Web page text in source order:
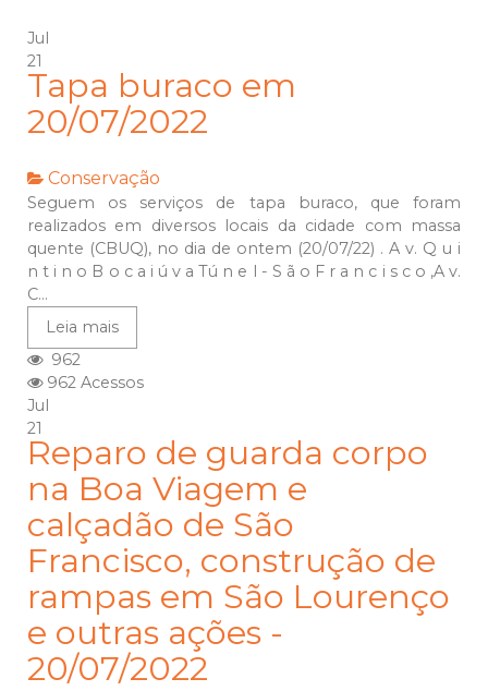
Jul
21
Tapa buraco em
20/07/2022
Conservação
Seguem os serviços de tapa buraco, que foram
realizados em diversos locais da cidade com massa
quente (CBUQ), no dia de ontem (20/07/22) . A v. Q u i
n t i n o B o c a i ú v a Tú n e l - S ã o F r a n c i s c o ,A v.
C...
Leia mais
962
962 Acessos
Jul
21
Reparo de guarda corpo
na Boa Viagem e
calçadão de São
Francisco, construção de
rampas em São Lourenço
e outras ações -
20/07/2022